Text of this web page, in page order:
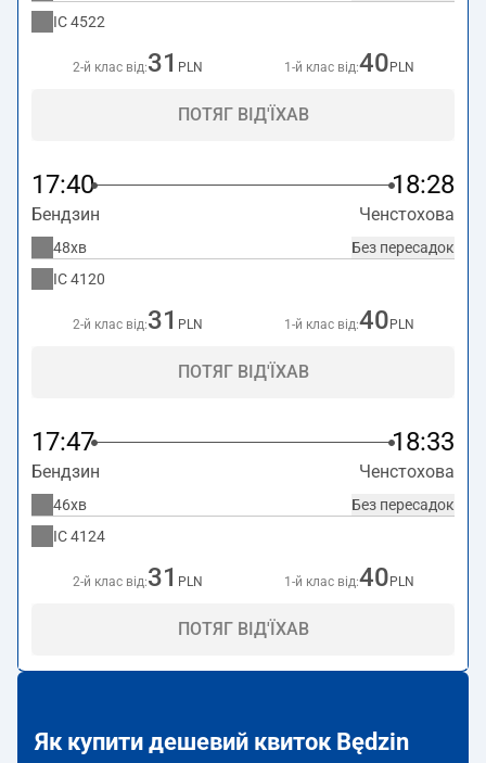
IC4522
2-й клас від:31 PLN 1-й клас від:40 PLN
ПОТЯГ ВІД'ЇХАВ
17:40 18:28
Бендзин Ченстохова
Без пересадок
48хв
IC4120
2-й клас від:31 PLN 1-й клас від:40 PLN
ПОТЯГ ВІД'ЇХАВ
17:47 18:33
Бендзин Ченстохова
Без пересадок
46хв
IC4124
2-й клас від:31 PLN 1-й клас від:40 PLN
ПОТЯГ ВІД'ЇХАВ
Як купити дешевий квиток Będzin